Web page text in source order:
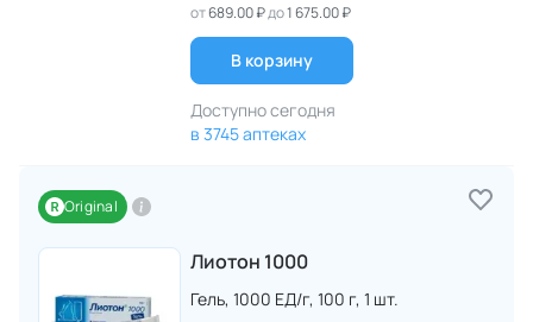
от689.00 ₽до1 675.00 ₽
В корзину
Доступно сегодня
в 3745 аптеках
Original
Лиотон 1000
Гель, 1000 ЕД/г, 100 г, 1 шт.